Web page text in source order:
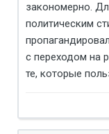
закономерно.
политическим
с переходом на
те, которые